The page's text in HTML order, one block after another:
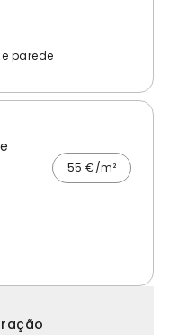
parede
55 €/m²